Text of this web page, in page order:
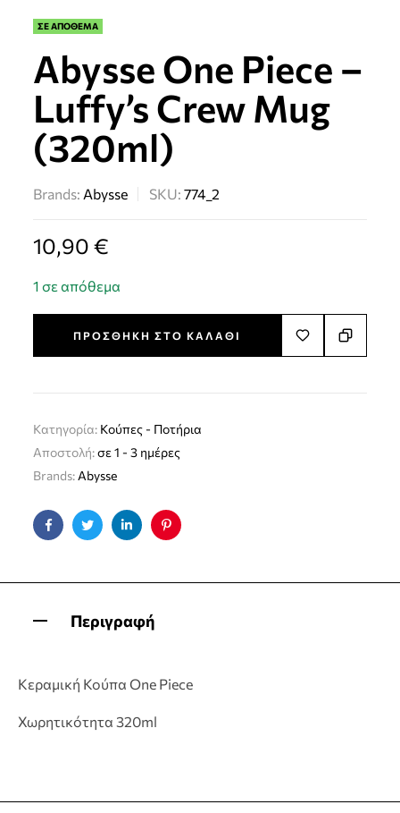
ΣΕ ΑΠΟΘΕΜΑ
Abysse One Piece –
Luffy’s Crew Mug
(320ml)
Brands: Abysse SKU:774_2
10,90€
1 σε απόθεμα
ΠΡΟΣΘΉΚΗ ΣΤΟ ΚΑΛΆΘΙ
Κατηγορία: Kούπες - Ποτήρια
Αποστολή:σε 1 - 3 ημέρες
Brands: Abysse
FacebookTwitterLinkedinPinterest
Περιγραφή
Κεραμική Κούπα One Piece
Χωρητικότητα 320ml